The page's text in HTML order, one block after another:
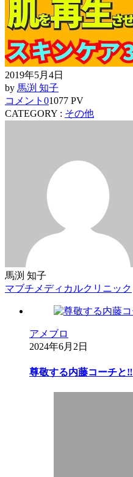
2019年5月4日
by 馬渕 知子
コメント 01077 PV
CATEGORY : その他
馬渕 知子
マブチメディカルクリニック
アメブロ
2024年6月2日
尊敬する内藤コーチと‼︎